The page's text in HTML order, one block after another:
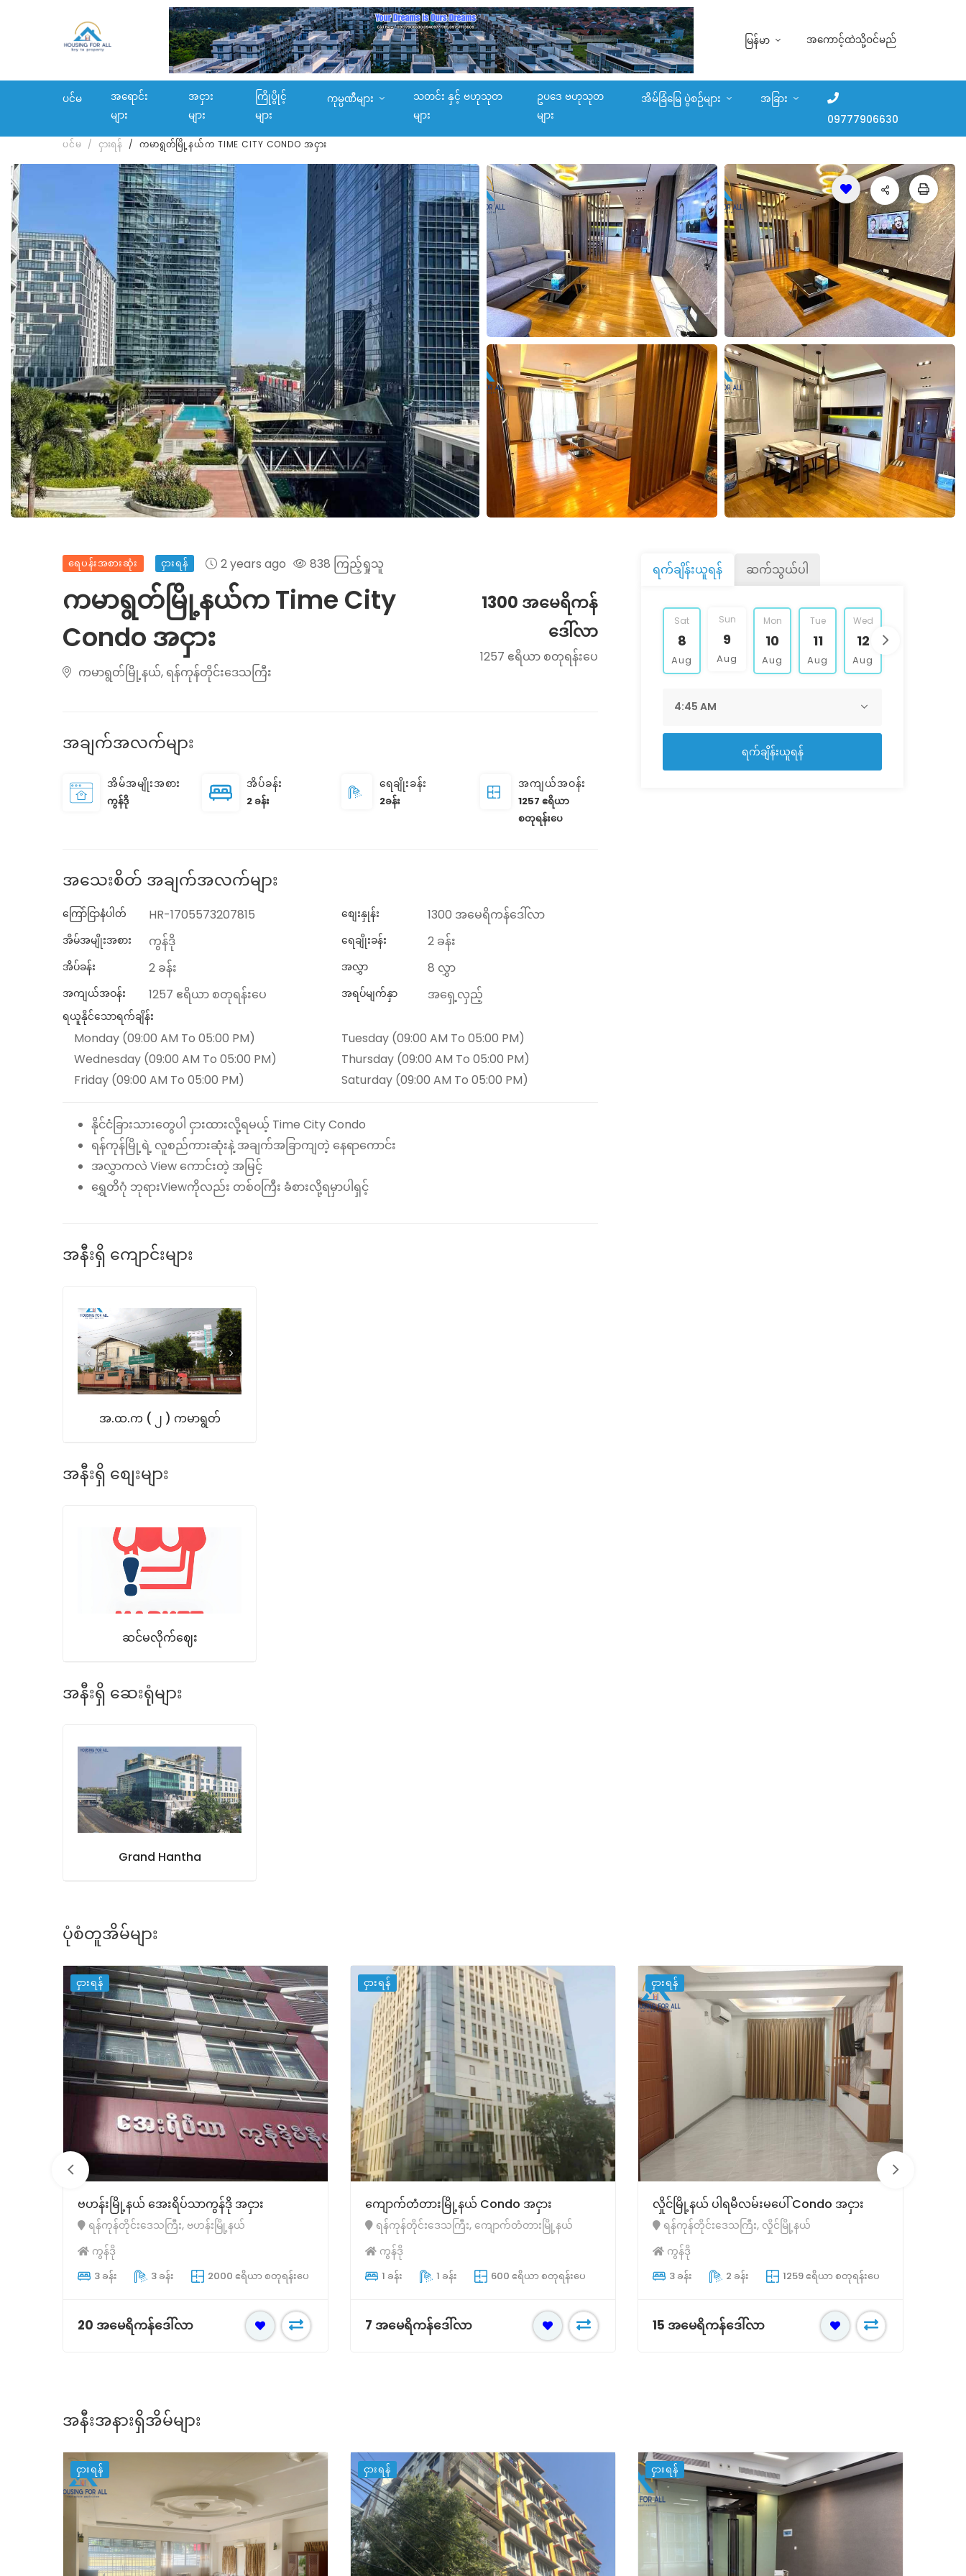
မြန်မာ အကောင့်ထဲသို့ဝင်မည်
ပင်မ
အရောင်း
များ
အငှား
များ
ကြိုပွိုင့်
များ
ကုမ္ပဏီများ
သတင်း နှင့် ဗဟုသုတ
များ
ဥပဒေ ဗဟုသုတ
များ
အိမ်ခြံမြေ ပွဲစဉ်များ
အခြား
09777906630
ပင်မ ငှားရန် ကမာရွတ်မြို့နယ်က TIME CITY CONDO အငှား
ရေပန်းအစားဆုံး ငှားရန် 2 years ago 838 ကြည့်ရှုသူ
ကမာရွတ်မြို့နယ်က Time City
Condo အငှား
ကမာရွတ်မြို့နယ်, ရန်ကုန်တိုင်းဒေသကြီး
1300 အမေရိကန်
ဒေါ်လာ
1257 ဧရိယာ စတုရန်းပေ
အချက်အလက်များ
အိမ်အမျိုးအစား
ကွန်ဒို
အိပ်ခန်း
2 ခန်း
ရေချိုးခန်း
2ခန်း
အကျယ်အဝန်း
1257 ဧရိယာ
စတုရန်းပေ
အသေးစိတ် အချက်အလက်များ
ကြော်ငြာနံပါတ် HR-1705573207815 စျေးနှုန်း 1300 အမေရိကန်ဒေါ်လာ
အိမ်အမျိုးအစား ကွန်ဒို ရေချိုးခန်း 2 ခန်း
အိပ်ခန်း 2 ခန်း အလွှာ 8 လွှာ
အကျယ်အဝန်း 1257 ဧရိယာ စတုရန်းပေ အရပ်မျက်နှာ အရှေ့လှည့်
ရယူနိုင်သောရက်ချိန်း
Monday (09:00 AM To 05:00 PM)
Tuesday (09:00 AM To 05:00 PM)
Wednesday (09:00 AM To 05:00 PM)
Thursday (09:00 AM To 05:00 PM)
Friday (09:00 AM To 05:00 PM)
Saturday (09:00 AM To 05:00 PM)
နိုင်ငံခြားသားတွေပါ ငှားထားလို့ရမယ့် Time City Condo
ရန်ကုန်မြို့ရဲ့ လူစည်ကားဆုံးနဲ့ အချက်အခြာကျတဲ့ နေရာကောင်း
အလွှာကလဲ View ကောင်းတဲ့ အမြင့်
ရွှေတိဂုံ ဘုရားViewကိုလည်း တစ်၀ကြီး ခံစားလို့ရမှာပါရှင့်
ရက်ချိန်းယူရန် ဆက်သွယ်ပါ
Sat
8
Aug
Sun
9
Aug
Mon
10
Aug
Tue
11
Aug
Wed
12
Aug
ရက်ချိန်းယူရန်
အနီးရှိ ကျောင်းများ
အ.ထ.က ( ၂ ) ကမာရွတ်
အနီးရှိ စျေးများ
ဆင်မလိုက်ဈေး
အနီးရှိ ဆေးရုံများ
Grand Hantha
ပုံစံတူအိမ်များ
ငှားရန်
ဗဟန်းမြို့နယ် အေးရိပ်သာကွန်ဒို အငှား
ရန်ကုန်တိုင်းဒေသကြီး, ဗဟန်းမြို့နယ်
ကွန်ဒို
3 ခန်း 3 ခန်း 2000 ဧရိယာ စတုရန်းပေ
20 အမေရိကန်ဒေါ်လာ
ငှားရန်
ကျောက်တံတားမြို့နယ် Condo အငှား
ရန်ကုန်တိုင်းဒေသကြီး, ကျောက်တံတားမြို့နယ်
ကွန်ဒို
1 ခန်း 1 ခန်း 600 ဧရိယာ စတုရန်းပေ
7 အမေရိကန်ဒေါ်လာ
ငှားရန်
လှိုင်မြို့နယ် ပါရမီလမ်းမပေါ် Condo အငှား
ရန်ကုန်တိုင်းဒေသကြီး, လှိုင်မြို့နယ်
ကွန်ဒို
3 ခန်း 2 ခန်း 1259 ဧရိယာ စတုရန်းပေ
15 အမေရိကန်ဒေါ်လာ
အနီးအနားရှိအိမ်များ
ငှားရန် ငှားရန် ငှားရန်